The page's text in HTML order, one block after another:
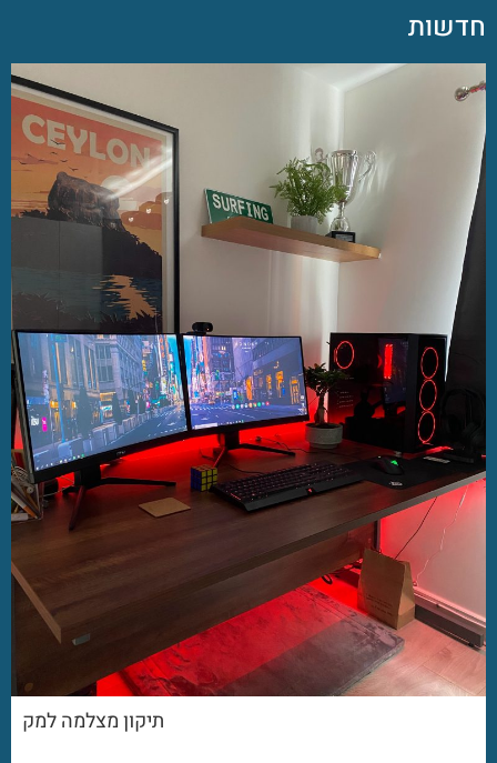
חדשות
תיקון מצלמה למק